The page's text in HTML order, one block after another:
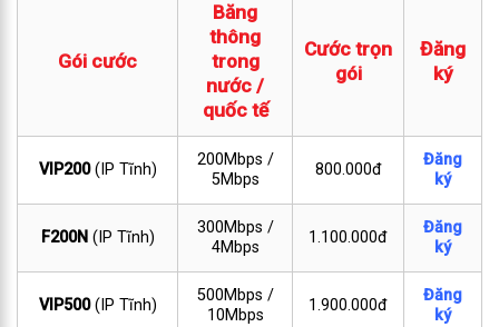
Gói cước
Băng
thông
trong
nước /
quốc tế
Cước trọn
gói
Đăng
ký
VIP200(IP Tĩnh)
200Mbps /
5Mbps
800.000đ
Đăng
ký
F200N(IP Tĩnh)
300Mbps /
4Mbps
1.100.000đ
Đăng
ký
VIP500(IP Tĩnh)
500Mbps /
10Mbps
1.900.000đ
Đăng
ký